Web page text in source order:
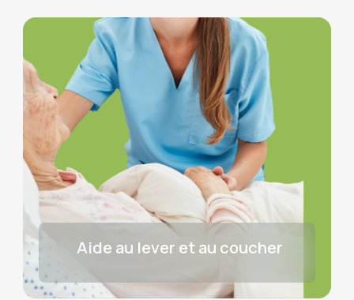
Aide au lever et au coucher